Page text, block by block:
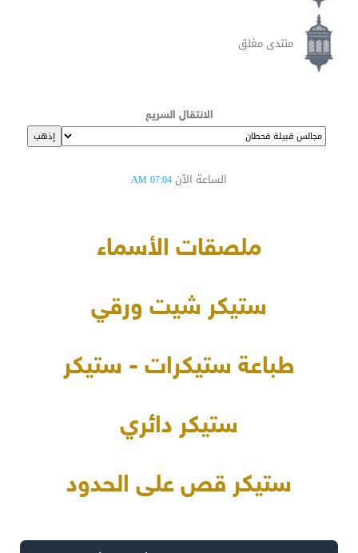
منتدى مغلق
الانتقال السريع
الساعة الآن 07:04 AM
ملصقات الأسماء
ستيكر شيت ورقي
طباعة ستيكرات - ستيكر
ستيكر دائري
ستيكر قص على الحدود